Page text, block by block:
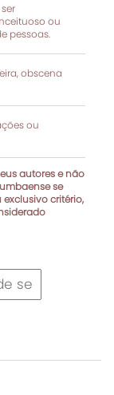
ou
pessoas.
obscena
ou
autores e não
se
exclusivo critério,